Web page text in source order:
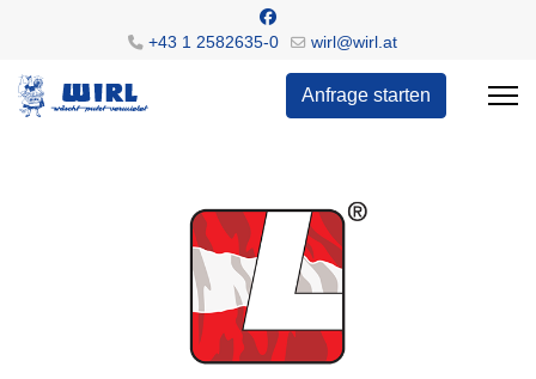
+43 1 2582635-0 wirl@wirl.at
Anfrage starten